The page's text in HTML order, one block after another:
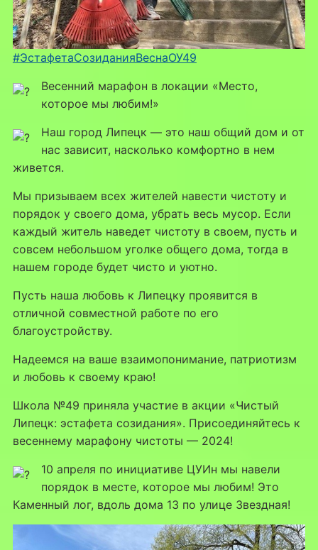
#ЭстафетаСозиданияВеснаОУ49
Весенний марафон в локации «Место,
которое мы любим!»
Наш город Липецк — это наш общий дом и от
нас зависит, насколько комфортно в нем
живется.
Мы призываем всех жителей навести чистоту и
порядок у своего дома, убрать весь мусор. Если
каждый житель наведет чистоту в своем, пусть и
совсем небольшом уголке общего дома, тогда в
нашем городе будет чисто и уютно.
Пусть наша любовь к Липецку проявится в
отличной совместной работе по его
благоустройству.
Надеемся на ваше взаимопонимание, патриотизм
и любовь к своему краю!
Школа №49 приняла участие в акции «Чистый
Липецк: эстафета созидания». Присоединяйтесь к
весеннему марафону чистоты — 2024!
10 апреля по инициативе ЦУИн мы навели
порядок в месте, которое мы любим! Это
Каменный лог, вдоль дома 13 по улице Звездная!